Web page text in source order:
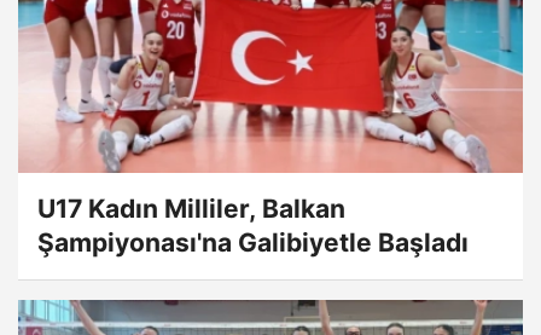
U17 Kadın Milliler, Balkan
Şampiyonası'na Galibiyetle Başladı